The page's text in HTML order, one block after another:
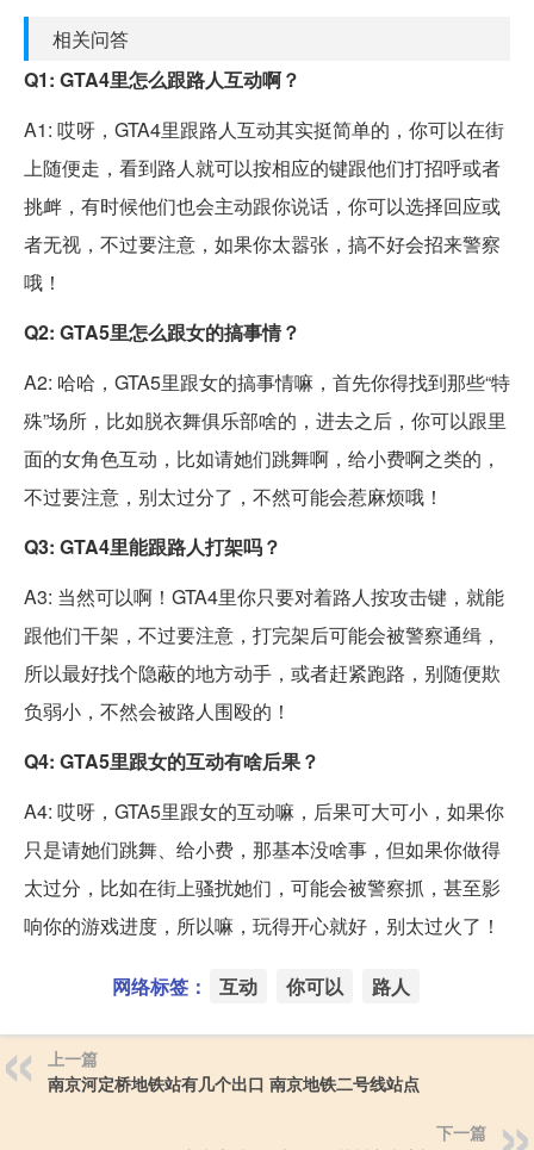
相关问答
Q1: GTA4里怎么跟路人互动啊？
A1: 哎呀，GTA4里跟路人互动其实挺简单的，你可以在街
上随便走，看到路人就可以按相应的键跟他们打招呼或者
挑衅，有时候他们也会主动跟你说话，你可以选择回应或
者无视，不过要注意，如果你太嚣张，搞不好会招来警察
哦！
Q2: GTA5里怎么跟女的搞事情？
A2: 哈哈，GTA5里跟女的搞事情嘛，首先你得找到那些“特
殊”场所，比如脱衣舞俱乐部啥的，进去之后，你可以跟里
面的女角色互动，比如请她们跳舞啊，给小费啊之类的，
不过要注意，别太过分了，不然可能会惹麻烦哦！
Q3: GTA4里能跟路人打架吗？
A3: 当然可以啊！GTA4里你只要对着路人按攻击键，就能
跟他们干架，不过要注意，打完架后可能会被警察通缉，
所以最好找个隐蔽的地方动手，或者赶紧跑路，别随便欺
负弱小，不然会被路人围殴的！
Q4: GTA5里跟女的互动有啥后果？
A4: 哎呀，GTA5里跟女的互动嘛，后果可大可小，如果你
只是请她们跳舞、给小费，那基本没啥事，但如果你做得
太过分，比如在街上骚扰她们，可能会被警察抓，甚至影
响你的游戏进度，所以嘛，玩得开心就好，别太过火了！
网络标签： 互动 你可以 路人
上一篇
南京河定桥地铁站有几个出口 南京地铁二号线站点
下一篇